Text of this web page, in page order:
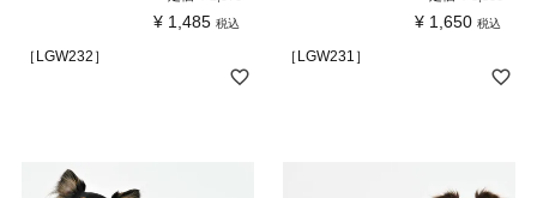
¥ 1,485 税込
［LGW232］
¥ 1,650 税込
［LGW231］